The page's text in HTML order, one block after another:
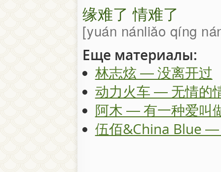
缘难了 情难了
yuán nánliǎo qíng
Еще материалы:
林志炫 — 没离开过
动力火车 — 无情的
阿木 — 有一种爱叫
伍佰&China Blue —